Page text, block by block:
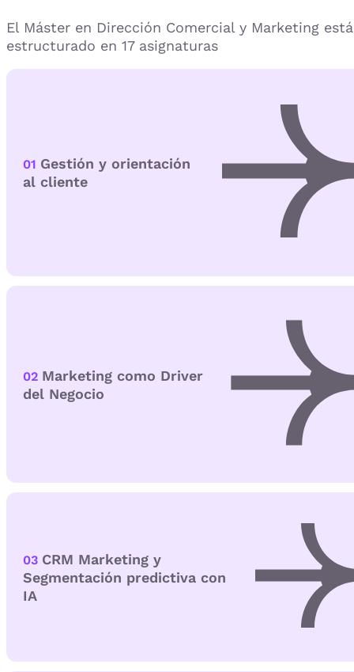
El Máster en Dirección Comercial y Marketing está
estructurado en 17 asignaturas
01 Gestión y orientación
al cliente
02 Marketing como Driver
del Negocio
03 CRM Marketing y
Segmentación predictiva con
IA